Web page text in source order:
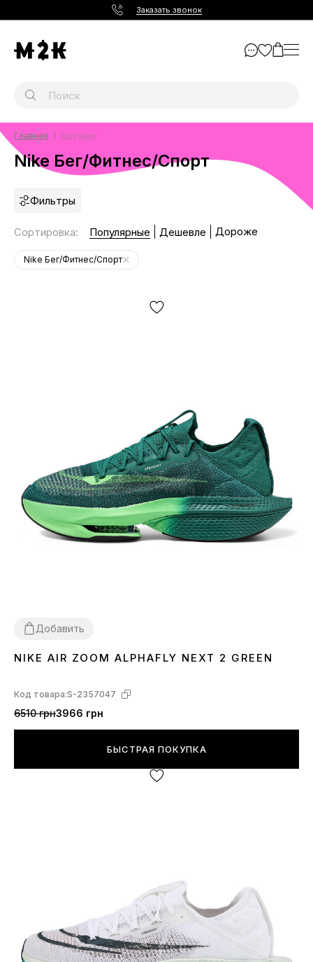
Заказать звонок
Главная Каталог
Nike Бег/Фитнес/Спорт
Фильтры
Сортировка: Популярные Дешевле Дороже
Nike Бег/Фитнес/Спорт
Добавить
3738 39 42
NIKE AIR ZOOM ALPHAFLY NEXT 2 GREEN
Код товара:S-2357047
6510 грн3966 грн
БЫСТРАЯ ПОКУПКА